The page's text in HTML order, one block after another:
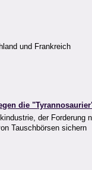
und Frankreich
die
der
Tauschbörsen sichern